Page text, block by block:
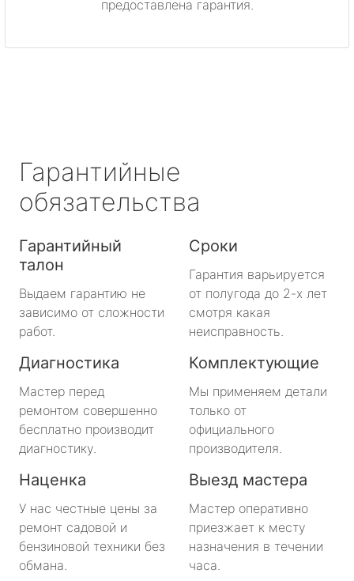
предоставлена гарантия.
Гарантийные
обязательства
Гарантийный
талон
Выдаем гарантию не
зависимо от сложности
работ.
Сроки
Гарантия варьируется
от полугода до 2-х лет
смотря какая
неисправность.
Диагностика
Мастер перед
ремонтом совершенно
бесплатно производит
диагностику.
Комплектующие
Мы применяем детали
только от
официального
производителя.
Наценка
У нас честные цены за
ремонт садовой и
бензиновой техники без
обмана.
Выезд мастера
Мастер оперативно
приезжает к месту
назначения в течении
часа.